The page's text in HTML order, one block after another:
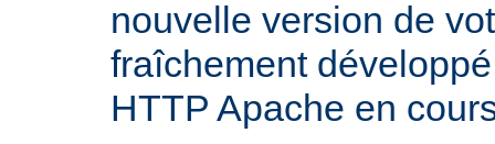
nouvelle version de
fraîchement
HTTP Apache en